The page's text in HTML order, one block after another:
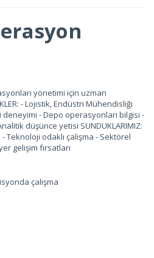
yönetimi için uzman
- Lojistik, Endüstri Mühendisliği
deneyimi - Depo operasyonları bilgisi -
düşünce yetisi SUNDUKLARIMIZ:
Teknoloji odaklı çalışma - Sektörel
gelişim fırsatları
çalışma